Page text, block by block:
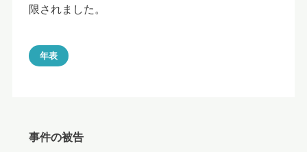
限されました。
年表
事件の被告